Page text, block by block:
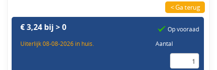
< Ga terug
€ 3,24 bij > 0
Uiterlijk 08-08-2026 in huis.
Op vooraad
Aantal